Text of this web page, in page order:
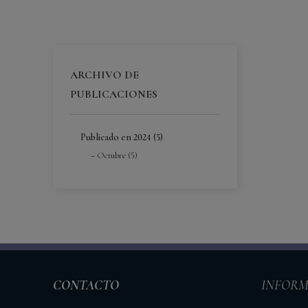
ARCHIVO DE
PUBLICACIONES
Publicado en 2024 (5)
Octubre (5)
CONTACTO